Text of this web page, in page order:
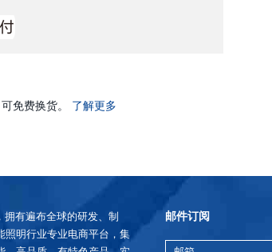
免费换货。 了解更多
有遍布全球的研发、制
照明行业专业电商平台，集
邮件订阅